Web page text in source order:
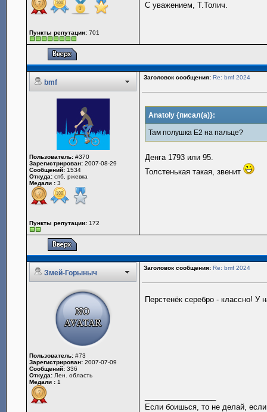
Пункты репутации: 701
С уважением, Т.Толич.
bmf
Заголовок сообщения: Re: bmf 2024
Пользователь: #370
Зарегистрирован: 2007-08-29
Сообщений: 1534
Откуда: спб, ржевка
Медали : 3
Пункты репутации: 172
Anatoly {писал(а)}:
Там полушка Е2 на пальце?
Денга 1793 или 95.
Толстенькая такая, звенит
Змей-Горыныч
Заголовок сообщения: Re: bmf 2024
Пользователь: #73
Зарегистрирован: 2007-07-09
Сообщений: 336
Откуда: Лен. область
Медали : 1
Перстенёк серебро - классно! У
Если боишься, то не делай,